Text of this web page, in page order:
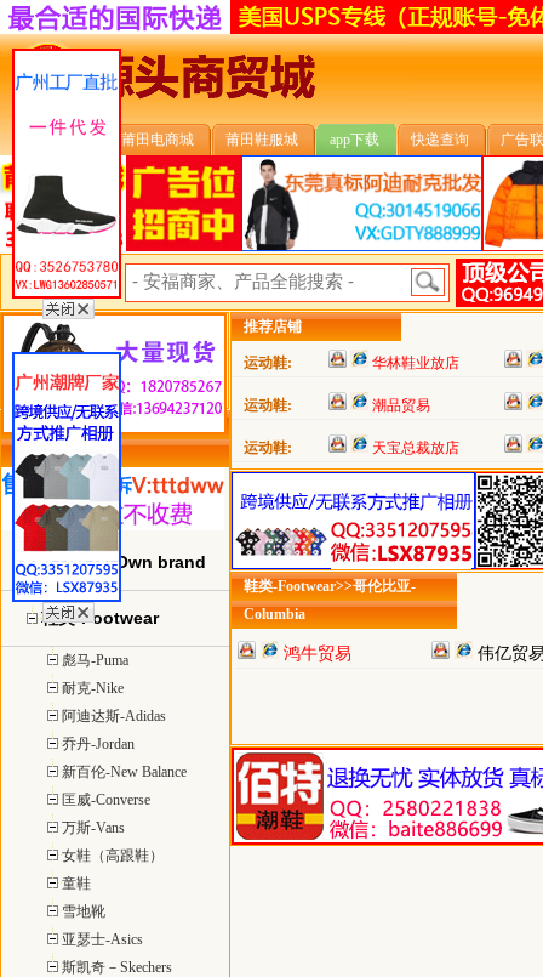
安福首页 莆田电商城 莆田鞋服城 app下载 快递查询 广告
安福搜索:
类目详细分类
自主品牌-Own brand
鞋类-Footwear
彪马-Puma
耐克-Nike
阿迪达斯-Adidas
乔丹-Jordan
新百伦-New Balance
匡威-Converse
万斯-Vans
女鞋（高跟鞋）
童鞋
雪地靴
亚瑟士-Asics
斯凯奇－Skechers
推荐店铺
运动鞋: 华林鞋业放店
运动鞋: 潮品贸易
运动鞋: 天宝总裁放店
鞋类-Footwear>>哥伦比亚-
Columbia
鸿牛贸易
伟亿贸